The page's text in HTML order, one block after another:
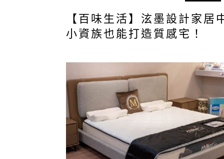
【百味生活】泫墨設計家
小資族也能打造質感宅！